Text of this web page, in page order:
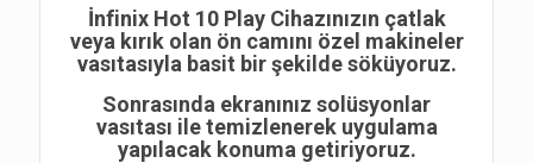
İnfinix Hot 10 Play Cihazınızın çatlak
veya kırık olan ön camını özel makineler
vasıtasıyla basit bir şekilde söküyoruz.
Sonrasında ekranınız solüsyonlar
vasıtası ile temizlenerek uygulama
yapılacak konuma getiriyoruz.